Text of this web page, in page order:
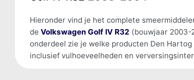
Hieronder vind je het complete
de Volkswagen Golf IV R32 (bouwjaar 2003-
onderdeel zie je welke producten Den
inclusief vulhoeveelheden en